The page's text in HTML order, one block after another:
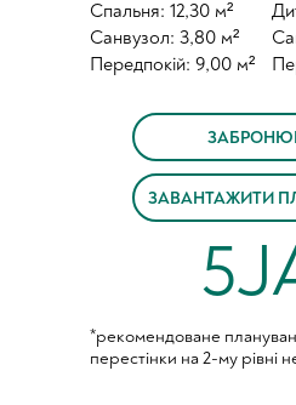
Спальня: 12,30 м²
Санвузол: 3,80 м²
Передпокій: 9,00 м²
ЗАВАНТАЖИТИ
*рекомендоване
перестінки на 2-му рівні